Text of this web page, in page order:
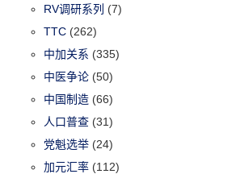
RV调研系列 (7)
TTC (262)
中加关系 (335)
中医争论 (50)
中国制造 (66)
人口普查 (31)
党魁选举 (24)
加元汇率 (112)